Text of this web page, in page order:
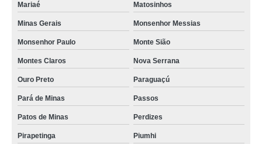
Mariaé Matosinhos
Minas Gerais Monsenhor Messias
Monsenhor Paulo Monte Sião
Montes Claros Nova Serrana
Ouro Preto Paraguaçú
Pará de Minas Passos
Patos de Minas Perdizes
Pirapetinga Piumhi